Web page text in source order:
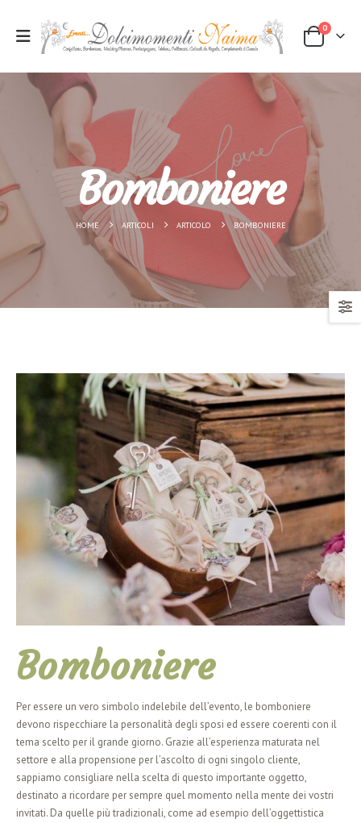
0
Bomboniere
HOME ARTICOLI ARTICOLO BOMBONIERE
Bomboniere
Per essere un vero simbolo indelebile dell’evento, le bomboniere
devono rispecchiare la personalità degli sposi ed essere coerenti con il
tema scelto per il grande giorno. Grazie all’esperienza maturata nel
settore e alla propensione per l’ascolto di ogni singolo cliente,
sappiamo consigliare nella scelta di questo importante oggetto,
destinato a ricordare per sempre quel momento nella mente dei vostri
invitati. Da quelle più tradizionali, come ad esempio dell’oggettistica
Oggettistica
Feste di laurea
Servizi per cerimonie
Articoli da regalo
Wedding planner
Bomboniere
Confettata
Party
Tableau
Partecipazioni
Allestimenti palloncini